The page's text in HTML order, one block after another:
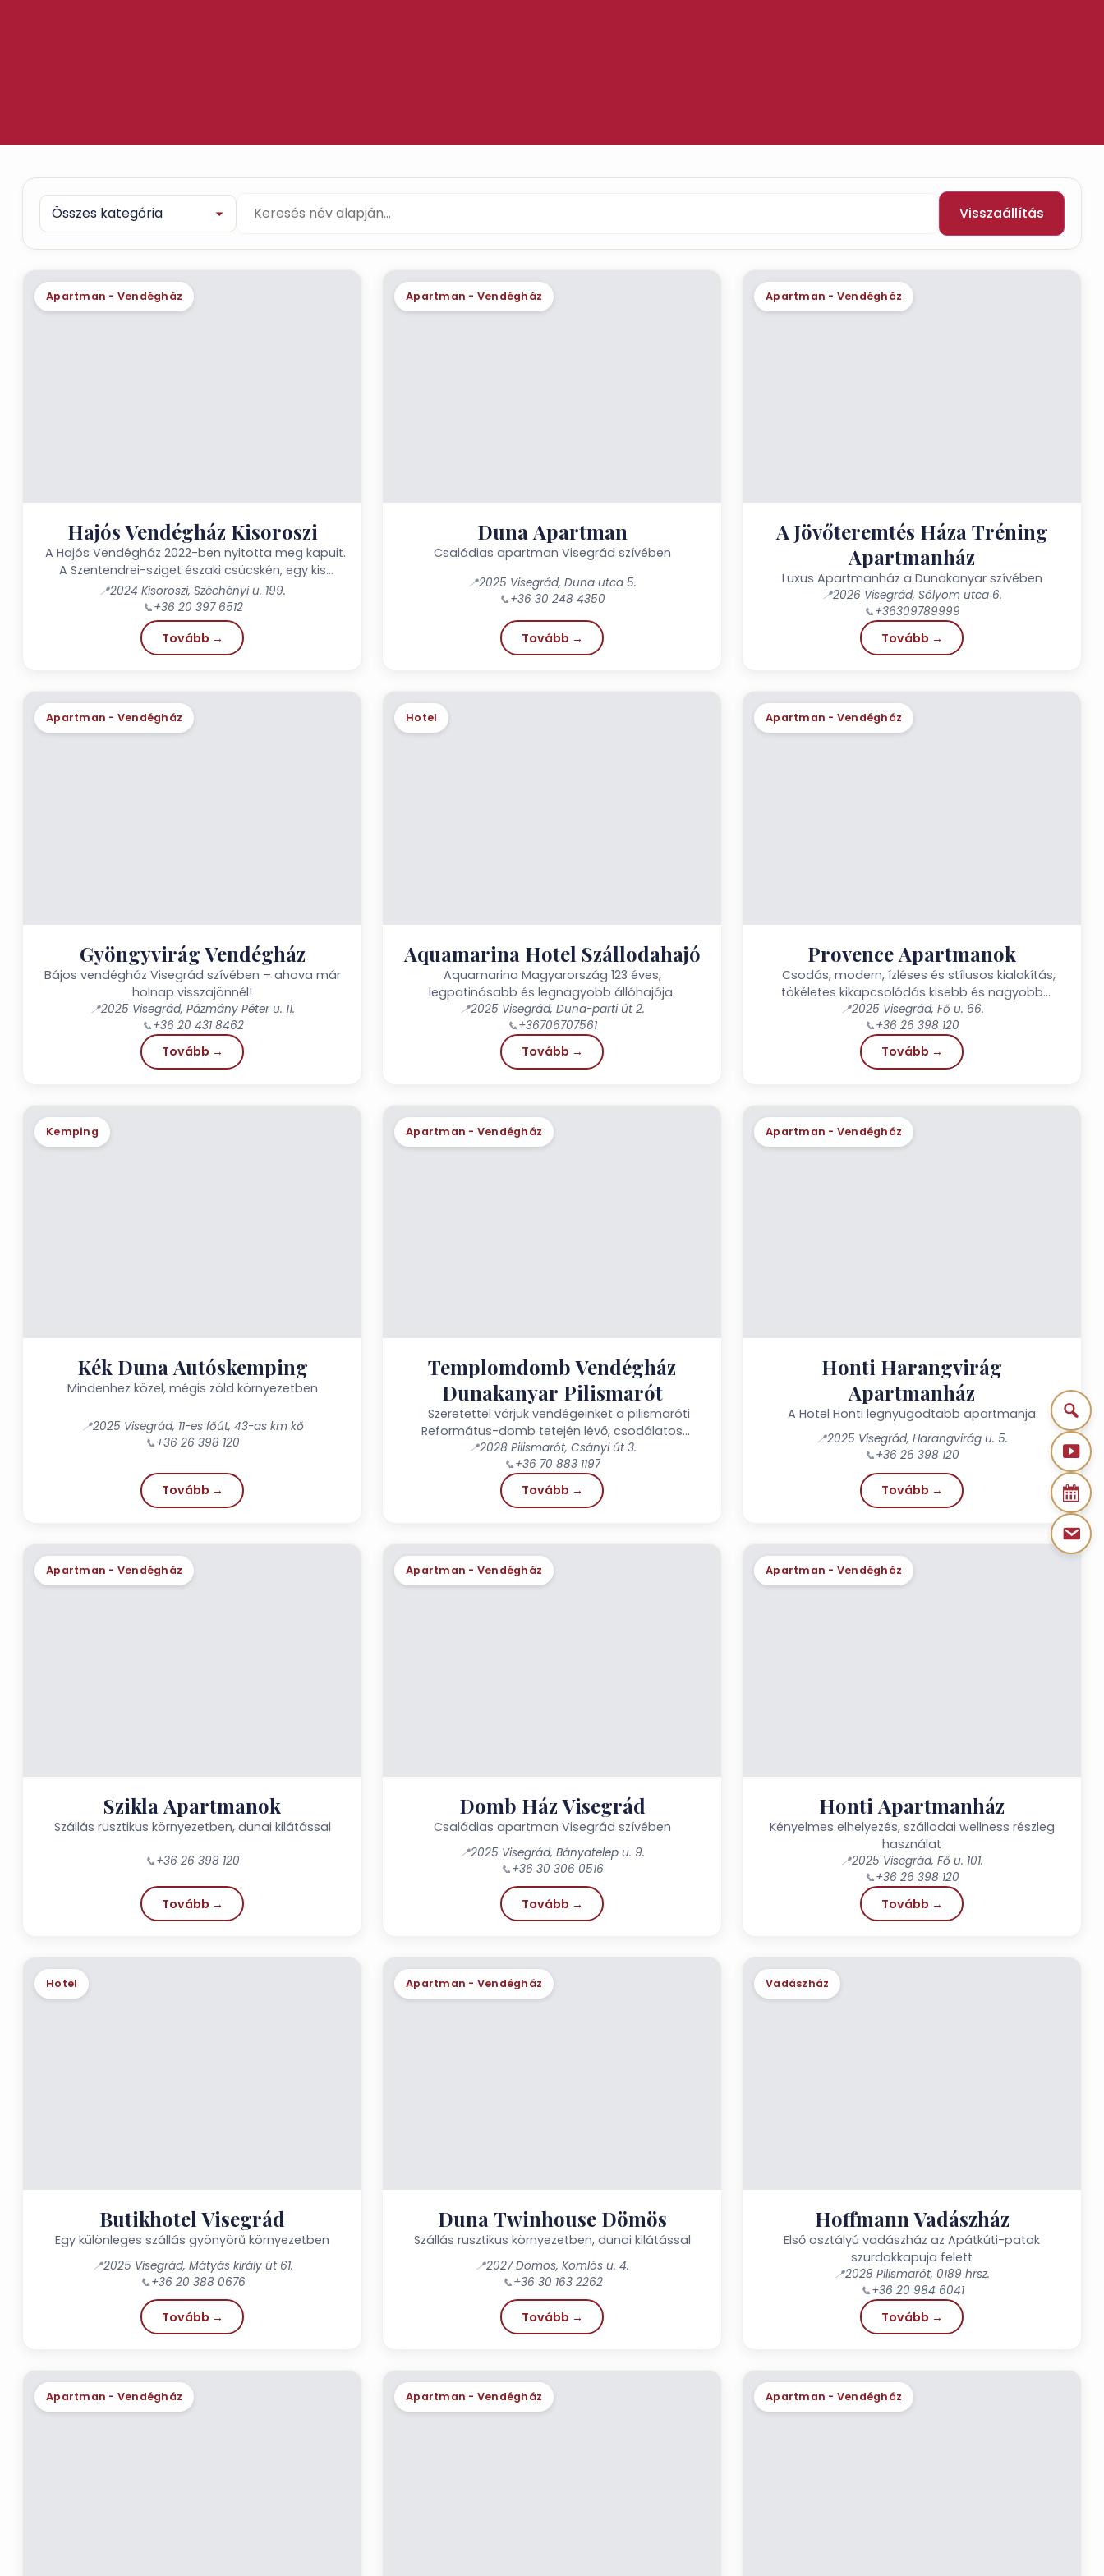
Visszaállítás
Apartman - Vendégház
Hajós Vendégház Kisoroszi
A Hajós Vendégház 2022-ben nyitotta meg kapuit.
A Szentendrei-sziget északi csücskén, egy kis
faluban Kisorosziban. Vendégházunk csendes,...
📍2024 Kisoroszi, Széchényi u. 199.
📞+36 20 397 6512
Tovább →
Apartman - Vendégház
Duna Apartman
Családias apartman Visegrád szívében
📍2025 Visegrád, Duna utca 5.
📞+36 30 248 4350
Tovább →
Apartman - Vendégház
A Jövőteremtés Háza Tréning
Apartmanház
Luxus Apartmanház a Dunakanyar szívében
📍2026 Visegrád, Sólyom utca 6.
📞+36309789999
Tovább →
Apartman - Vendégház
Gyöngyvirág Vendégház
Bájos vendégház Visegrád szívében – ahova már
holnap visszajönnél!
📍2025 Visegrád, Pázmány Péter u. 11.
📞+36 20 431 8462
Tovább →
Hotel
Aquamarina Hotel Szállodahajó
Aquamarina Magyarország 123 éves,
legpatinásabb és legnagyobb állóhajója.
📍2025 Visegrád, Duna-parti út 2.
📞+36706707561
Tovább →
Apartman - Vendégház
Provence Apartmanok
Csodás, modern, ízléses és stílusos kialakítás,
tökéletes kikapcsolódás kisebb és nagyobb
társaságok, baráti kikapcsolódásra vagy családi...
📍2025 Visegrád, Fő u. 66.
📞+36 26 398 120
Tovább →
Kemping
Kék Duna Autóskemping
Mindenhez közel, mégis zöld környezetben
📍2025 Visegrád, 11-es főút, 43-as km kő
📞+36 26 398 120
Tovább →
Apartman - Vendégház
Templomdomb Vendégház
Dunakanyar Pilismarót
Szeretettel várjuk vendégeinket a pilismaróti
Református-domb tetején lévő, csodálatos
panorámával rendelkező, felújított
parasztházunkba! Pilismarót legfestőibb...
📍2028 Pilismarót, Csányi út 3.
📞+36 70 883 1197
Tovább →
Apartman - Vendégház
Honti Harangvirág
Apartmanház
A Hotel Honti legnyugodtabb apartmanja
📍2025 Visegrád, Harangvirág u. 5.
📞+36 26 398 120
Tovább →
Apartman - Vendégház
Szikla Apartmanok
Szállás rusztikus környezetben, dunai kilátással
📞+36 26 398 120
Tovább →
Apartman - Vendégház
Domb Ház Visegrád
Családias apartman Visegrád szívében
📍2025 Visegrád, Bányatelep u. 9.
📞+36 30 306 0516
Tovább →
Apartman - Vendégház
Honti Apartmanház
Kényelmes elhelyezés, szállodai wellness részleg
használat
📍2025 Visegrád, Fő u. 101.
📞+36 26 398 120
Tovább →
Hotel
Butikhotel Visegrád
Egy különleges szállás gyönyörű környezetben
📍2025 Visegrád, Mátyás király út 61.
📞+36 20 388 0676
Tovább →
Apartman - Vendégház
Duna Twinhouse Dömös
Szállás rusztikus környezetben, dunai kilátással
📍2027 Dömös, Komlós u. 4.
📞+36 30 163 2262
Tovább →
Vadászház
Hoffmann Vadászház
Első osztályú vadászház az Apátkúti-patak
szurdokkapuja felett
📍2028 Pilismarót, 0189 hrsz.​​​​​​​
📞+36 20 984 6041​​​​​​​​​​​​​​
Tovább →
Apartman - Vendégház Apartman - Vendégház Apartman - Vendégház